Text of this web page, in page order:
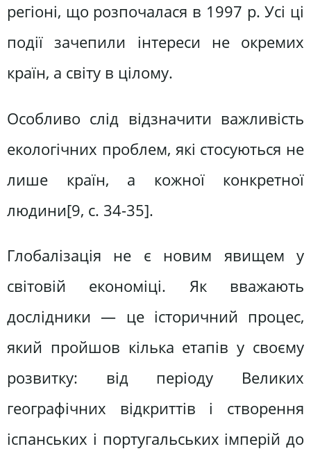
регіоні, що розпочалася в 1997 р. Усі ці
події зачепили інтереси не окремих
країн, а світу в цілому.
Особливо слід відзначити важливість
екологічних проблем, які стосуються не
лише країн, а кожної конкретної
людини[9, c. 34-35].
Глобалізація не є новим явищем у
світовій економіці. Як вважають
дослідники — це історичний процес,
який пройшов кілька етапів у своєму
розвитку: від періоду Великих
географічних відкриттів і створення
іспанських і португальських імперій до